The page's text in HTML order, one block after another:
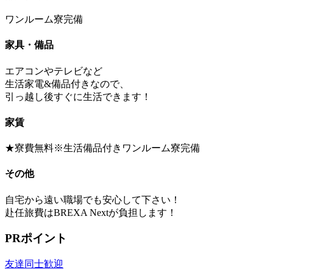
ワンルーム寮完備
家具・備品
エアコンやテレビなど
生活家電&備品付きなので、
引っ越し後すぐに生活できます！
家賃
★寮費無料※生活備品付きワンルーム寮完備
その他
自宅から遠い職場でも安心して下さい！
赴任旅費はBREXA Nextが負担します！
PRポイント
友達同士歓迎